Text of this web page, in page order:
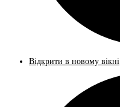
Відкрити в новому вікні